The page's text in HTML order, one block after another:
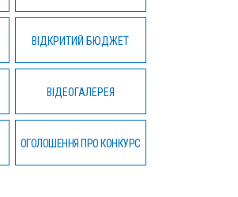
ВІДКРИТИЙ БЮДЖЕТ
ВІДЕОГАЛЕРЕЯ
ОГОЛОШЕННЯ ПРО КОНКУРС